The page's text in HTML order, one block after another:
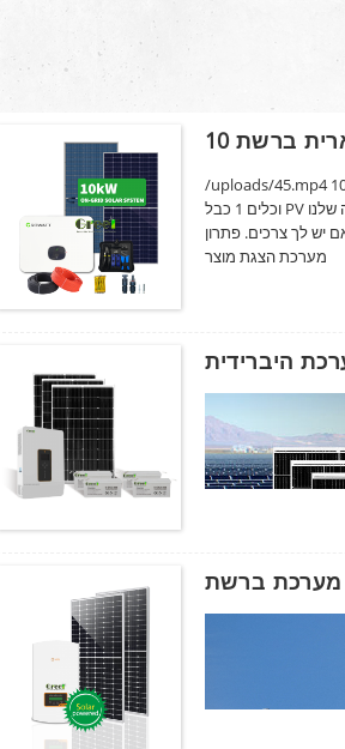
/uploads/45.mp4 מפרט טכני 10kW מערכת סולארית ברשת כמות לוח סולארי 18 יחידות מהפך 1 הגדר חלקים
וכלים 1 כבל PV יחידה 200 מ 'הגנה על חבילה וחיוב 1 יחידה המערכת לעיל היא להתייחסות בלבד, החברה שלנו
יש לך צרכים. פתרון
מערכת הצגת מוצר
היברידית
מערכת ברשת